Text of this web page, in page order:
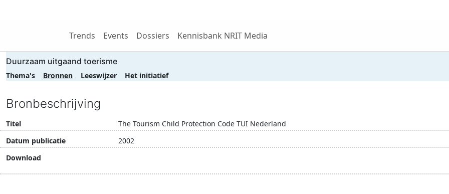
Trends Events Dossiers Kennisbank NRIT Media
Duurzaam uitgaand toerisme
Thema's Bronnen Leeswijzer Het initiatief
Bronbeschrijving
Titel
The Tourism Child Protection Code TUI Nederland
Datum publicatie
2002
Download